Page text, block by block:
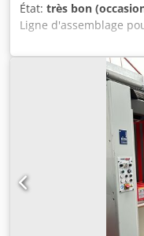
État: très bon
Ligne d'assemblage
presse Ligmatech
2010, le reste de
d'assemblage avec
étagère pour petites
environ 6 000 x 800
pour les côtés des
convoyeur à rouleaux,
poste de dépose des
hauteur de travail
presse pour carcasses
Profiline, année de
automatiques des